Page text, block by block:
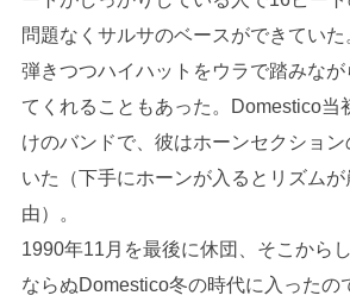
問題なくサルサのベースができてい
弾きつつハイハットをウラで踏みな
てくれることもあった。Domestico当
けのバンドで、彼はホーンセクショ
いた（下手にホーンが入るとリズム
由）。
1990年11月を最後に休団、そこから
ならぬDomestico冬の時代に入ったの